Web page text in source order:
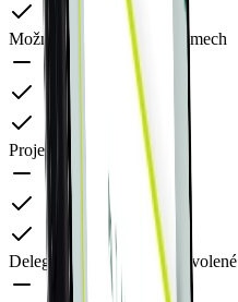
Možnosti schvalování v týmech
Projektové schvalování
Delegace oprávnění při dovolené